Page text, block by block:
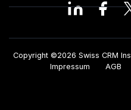
Copyright ©2026 Swiss CRM
Impressum
AGB